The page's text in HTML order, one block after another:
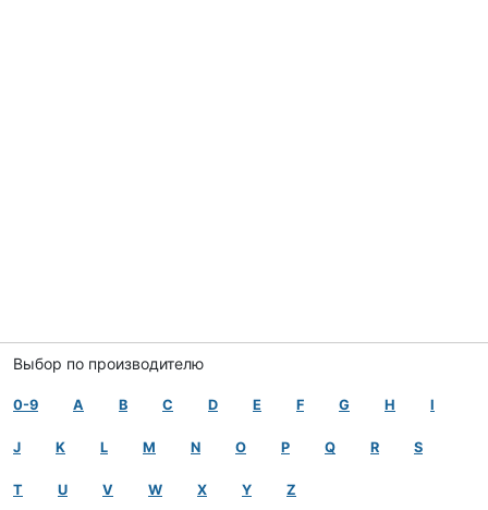
Выбор по производителю
0-9 A B C D E F G H I
J K L M N O P Q R S
T U V W X Y Z